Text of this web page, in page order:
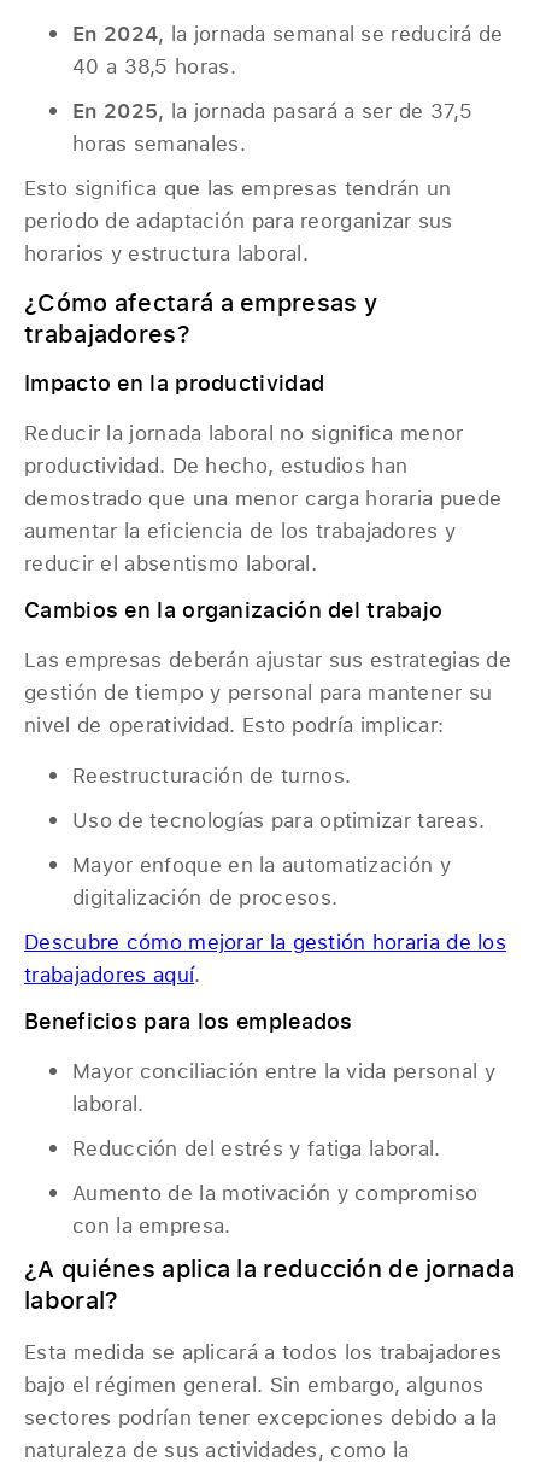
En 2024, la jornada semanal se reducirá de
40 a 38,5 horas.
En 2025, la jornada pasará a ser de 37,5
horas semanales.
Esto significa que las empresas tendrán un
periodo de adaptación para reorganizar sus
horarios y estructura laboral.
¿Cómo afectará a empresas y
trabajadores?
Impacto en la productividad
Reducir la jornada laboral no significa menor
productividad. De hecho, estudios han
demostrado que una menor carga horaria puede
aumentar la eficiencia de los trabajadores y
reducir el absentismo laboral.
Cambios en la organización del trabajo
Las empresas deberán ajustar sus estrategias de
gestión de tiempo y personal para mantener su
nivel de operatividad. Esto podría implicar:
Reestructuración de turnos.
Uso de tecnologías para optimizar tareas.
Mayor enfoque en la automatización y
digitalización de procesos.
Descubre cómo mejorar la gestión horaria de los
trabajadores aquí.
Beneficios para los empleados
Mayor conciliación entre la vida personal y
laboral.
Reducción del estrés y fatiga laboral.
Aumento de la motivación y compromiso
con la empresa.
¿A quiénes aplica la reducción de jornada
laboral?
Esta medida se aplicará a todos los trabajadores
bajo el régimen general. Sin embargo, algunos
sectores podrían tener excepciones debido a la
naturaleza de sus actividades, como la